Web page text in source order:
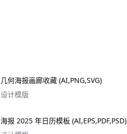
几何海报画廊收藏 (AI,PNG,SVG)
设计模版
海报 2025 年日历模板 (AI,EPS,PDF,PSD)